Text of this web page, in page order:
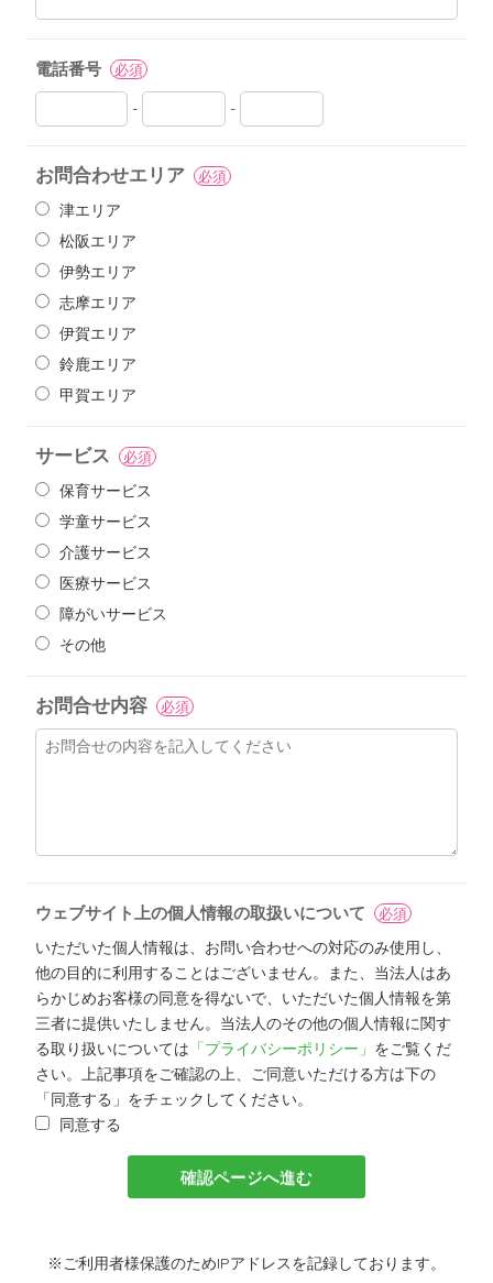
電話番号 必須
- -
お問合わせエリア 必須
津エリア
松阪エリア
伊勢エリア
志摩エリア
伊賀エリア
鈴鹿エリア
甲賀エリア
サービス 必須
保育サービス
学童サービス
介護サービス
医療サービス
障がいサービス
その他
お問合せ内容 必須
ウェブサイト上の個人情報の取扱いについて 必須
いただいた個人情報は、お問い合わせへの対応のみ使用し、
他の目的に利用することはございません。また、当法人はあ
らかじめお客様の同意を得ないで、いただいた個人情報を第
三者に提供いたしません。当法人のその他の個人情報に関す
る取り扱いについては 「プライバシーポリシー」 をご覧くだ
さい。上記事項をご確認の上、ご同意いただける方は下の
「同意する」をチェックしてください。
同意する
※ご利用者様保護のためIPアドレスを記録しております。